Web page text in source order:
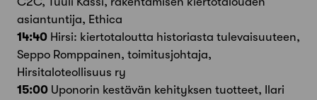
asiantuntija, Ethica
14:40 Hirsi: kiertotaloutta historiasta tulevaisuuteen,
Seppo Romppainen, toimitusjohtaja,
Hirsitaloteollisuus ry
15:00 Uponorin kestävän kehityksen tuotteet, Ilari